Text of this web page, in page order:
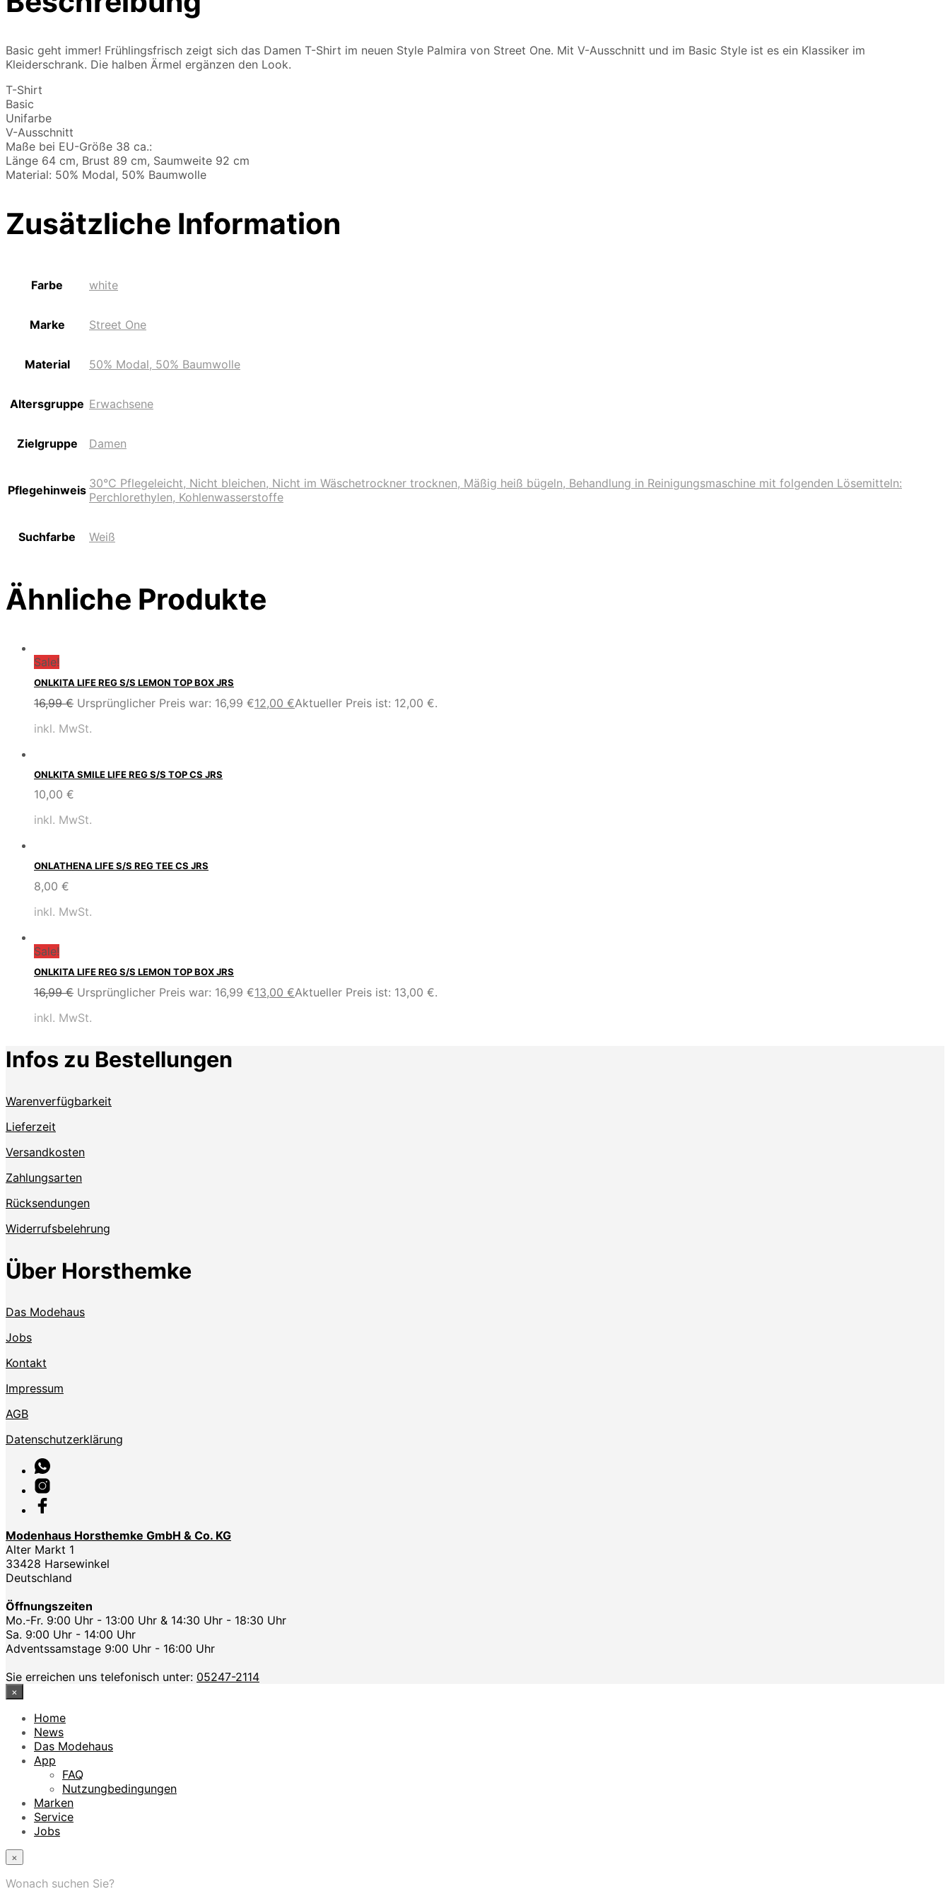
Basic geht immer! Frühlingsfrisch zeigt sich das Damen T-Shirt im neuen Style Palmira von Street One. Mit V-Ausschnitt und im Basic Style ist es ein Klassiker im
Kleiderschrank. Die halben Ärmel ergänzen den Look.
T-Shirt
Basic
Unifarbe
V-Ausschnitt
Maße bei EU-Größe 38 ca.:
Länge 64 cm, Brust 89 cm, Saumweite 92 cm
Material: 50% Modal, 50% Baumwolle
Zusätzliche Information
Farbe white
Marke Street One
Material 50% Modal, 50% Baumwolle
Altersgruppe Erwachsene
Zielgruppe Damen
Pflegehinweis 30°C Pflegeleicht, Nicht bleichen, Nicht im Wäschetrockner trocknen, Mäßig heiß bügeln, Behandlung in Reinigungsmaschine mit folgenden Lösemitteln:
Perchlorethylen, Kohlenwasserstoffe
Suchfarbe Weiß
Ähnliche Produkte
Sale!
ONLKITA LIFE REG S/S LEMON TOP BOX JRS
16,99€ Ursprünglicher Preis war: 16,99 €12,00 €Aktueller Preis ist: 12,00 €.
inkl. MwSt.
ONLKITA SMILE LIFE REG S/S TOP CS JRS
10,00 €
inkl. MwSt.
ONLATHENA LIFE S/S REG TEE CS JRS
8,00 €
inkl. MwSt.
Sale!
ONLKITA LIFE REG S/S LEMON TOP BOX JRS
16,99€ Ursprünglicher Preis war: 16,99 €13,00 €Aktueller Preis ist: 13,00 €.
inkl. MwSt.
Infos zu Bestellungen
Warenverfügbarkeit
Lieferzeit
Versandkosten
Zahlungsarten
Rücksendungen
Widerrufsbelehrung
Über Horsthemke
Das Modehaus
Jobs
Kontakt
Impressum
AGB
Datenschutzerklärung
Modenhaus Horsthemke GmbH & Co. KG
Alter Markt 1
33428 Harsewinkel
Deutschland
Öffnungszeiten
Mo.-Fr. 9:00 Uhr - 13:00 Uhr & 14:30 Uhr - 18:30 Uhr
Sa. 9:00 Uhr - 14:00 Uhr
Adventssamstage 9:00 Uhr - 16:00 Uhr
Sie erreichen uns telefonisch unter: 05247-2114
×
Home
News
Das Modehaus
App
FAQ
Nutzungbedingungen
Marken
Service
Jobs
×
Wonach suchen Sie?